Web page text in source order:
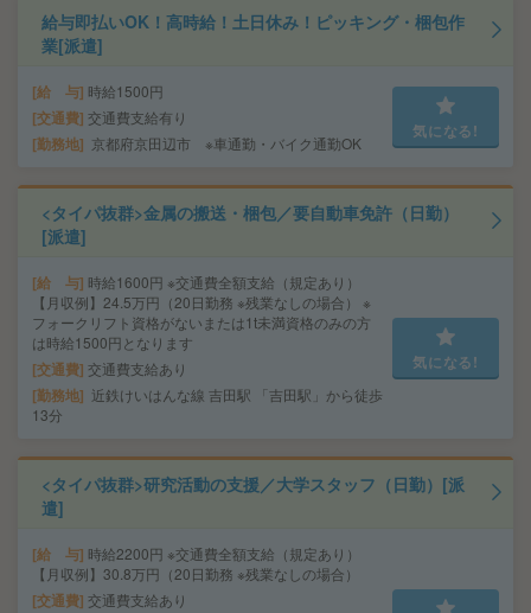
給与即払いOK！高時給！土日休み！ピッキング・梱包作
業[派遣]
給 与 時給1500円
交通費 交通費支給有り
勤務地 京都府京田辺市 ※車通勤・バイク通勤OK
気になる!
<タイパ抜群>金属の搬送・梱包／要自動車免許（日勤）
[派遣]
給 与 時給1600円 ※交通費全額支給（規定あり）
【月収例】24.5万円（20日勤務 ※残業なしの場合） ※
フォークリフト資格がないまたは1t未満資格のみの方
は時給1500円となります
交通費 交通費支給あり
勤務地
近鉄けいはんな線 吉田駅 「吉田駅」から徒歩
13分
気になる!
<タイパ抜群>研究活動の支援／大学スタッフ（日勤）[派
遣]
給 与 時給2200円 ※交通費全額支給（規定あり）
【月収例】30.8万円（20日勤務 ※残業なしの場合）
交通費 交通費支給あり